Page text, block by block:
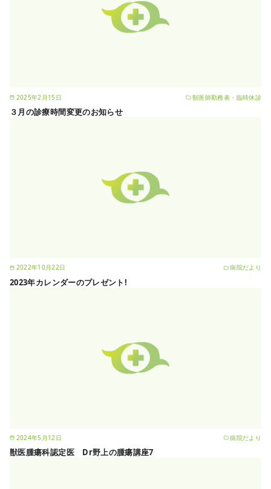
2025年2月15日 獣医師勤務表・臨時休診
３月の診療時間変更のお知らせ
2022年10月22日 病院だより
2023年カレンダーのプレゼント!
2024年5月12日 病院だより
獣医腫瘍科認定医 Dr野上の腫瘍講座7